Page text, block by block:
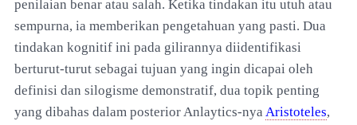
penilaian benar atau salah. Ketika tindakan itu utuh atau
sempurna, ia memberikan pengetahuan yang pasti. Dua
tindakan kognitif ini pada gilirannya diidentifikasi
berturut-turut sebagai tujuan yang ingin dicapai oleh
definisi dan silogisme demonstratif, dua topik penting
yang dibahas dalam posterior Anlaytics-nya Aristoteles,